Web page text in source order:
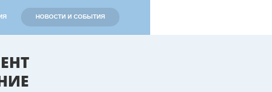
НОВОСТИ И СОБЫТИЯ